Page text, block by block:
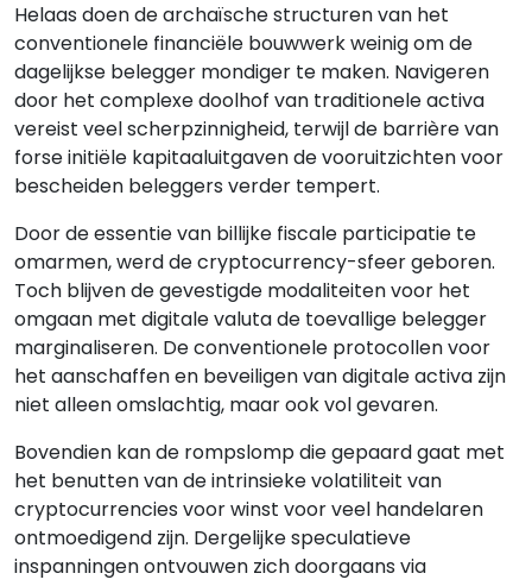
Helaas doen de archaïsche structuren van het
conventionele financiële bouwwerk weinig om de
dagelijkse belegger mondiger te maken. Navigeren
door het complexe doolhof van traditionele activa
vereist veel scherpzinnigheid, terwijl de barrière van
forse initiële kapitaaluitgaven de vooruitzichten voor
bescheiden beleggers verder tempert.
Door de essentie van billijke fiscale participatie te
omarmen, werd de cryptocurrency-sfeer geboren.
Toch blijven de gevestigde modaliteiten voor het
omgaan met digitale valuta de toevallige belegger
marginaliseren. De conventionele protocollen voor
het aanschaffen en beveiligen van digitale activa zijn
niet alleen omslachtig, maar ook vol gevaren.
Bovendien kan de rompslomp die gepaard gaat met
het benutten van de intrinsieke volatiliteit van
cryptocurrencies voor winst voor veel handelaren
ontmoedigend zijn. Dergelijke speculatieve
inspanningen ontvouwen zich doorgaans via